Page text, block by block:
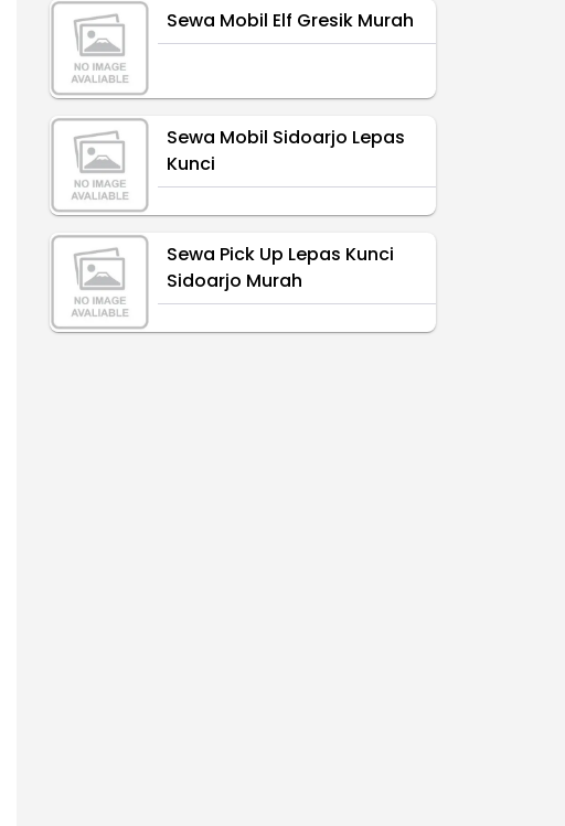
Sewa Mobil Elf Gresik Murah
Sewa Mobil Sidoarjo Lepas
Kunci
Sewa Pick Up Lepas Kunci
Sidoarjo Murah